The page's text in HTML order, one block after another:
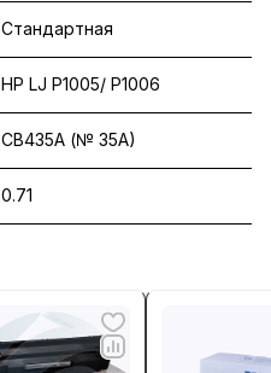
Стандартная
HP LJ P1005/ P1006
CB435A (№ 35A)
0.71